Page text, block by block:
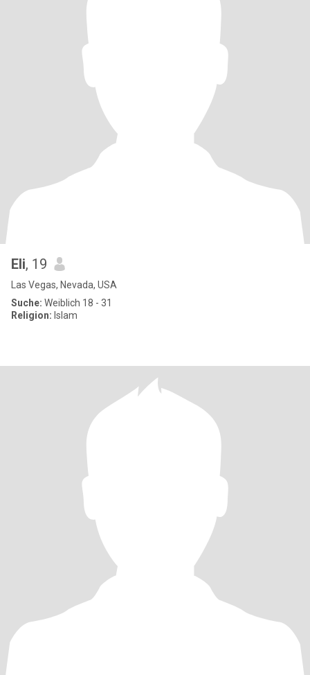
Eli, 19
Las Vegas, Nevada, USA
Suche: Weiblich 18 - 31
Religion: Islam